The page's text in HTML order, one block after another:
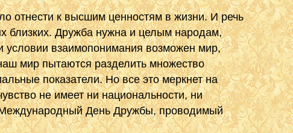
отнести к высшим ценностям в жизни. И речь
близких. Дружба нужна и целым народам,
условии взаимопонимания возможен мир,
мир пытаются разделить множество
показатели. Но все это меркнет на
не имеет ни национальности, ни
Международный День Дружбы, проводимый